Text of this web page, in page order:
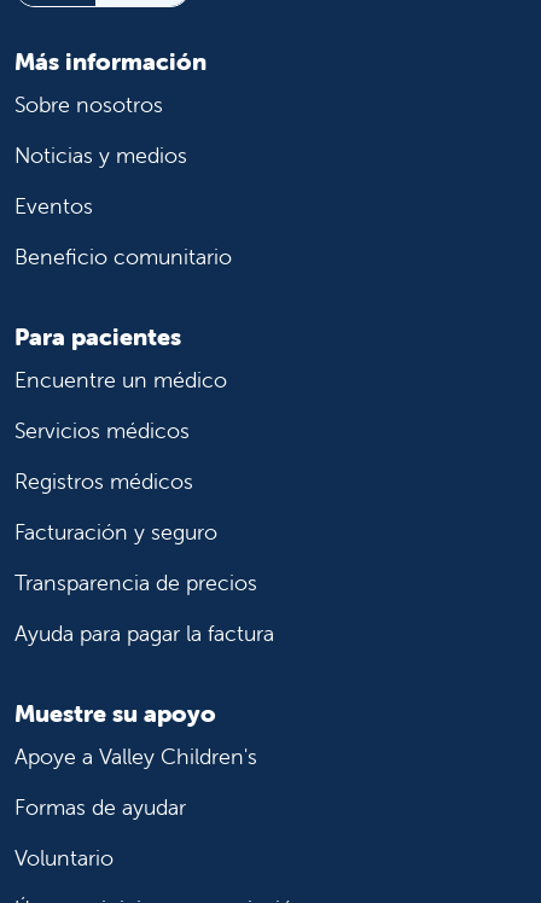
Más información
Sobre nosotros
Noticias y medios
Eventos
Beneficio comunitario
Para pacientes
Encuentre un médico
Servicios médicos
Registros médicos
Facturación y seguro
Transparencia de precios
Ayuda para pagar la factura
Muestre su apoyo
Apoye a Valley Children's
Formas de ayudar
Voluntario